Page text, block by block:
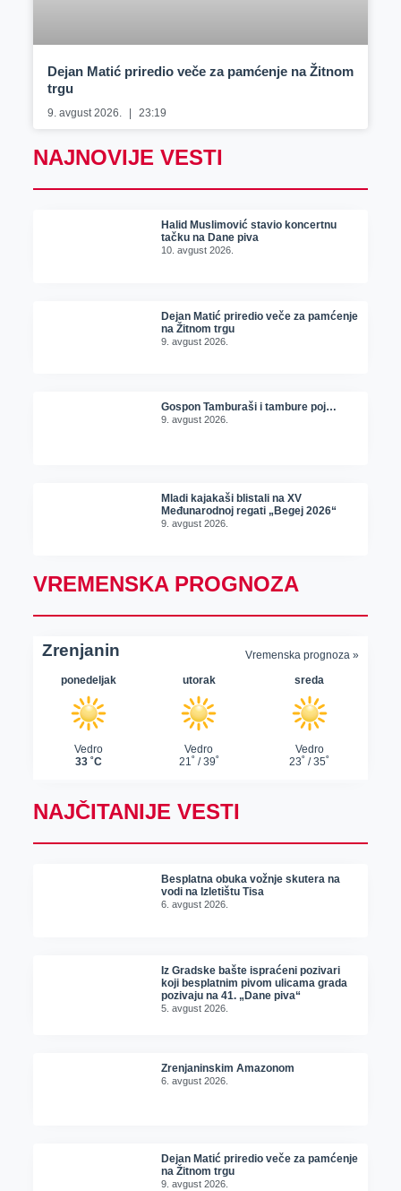
Dejan Matić priredio veče za pamćenje na Žitnom
trgu
9. avgust 2026. 23:19
NAJNOVIJE VESTI
Halid Muslimović stavio koncertnu
tačku na Dane piva
10. avgust 2026.
Dejan Matić priredio veče za pamćenje
na Žitnom trgu
9. avgust 2026.
Gospon Tamburaši i tambure poj…
9. avgust 2026.
Mladi kajakaši blistali na XV
Međunarodnoj regati „Begej 2026“
9. avgust 2026.
VREMENSKA PROGNOZA
NAJČITANIJE VESTI
Besplatna obuka vožnje skutera na
vodi na Izletištu Tisa
6. avgust 2026.
Iz Gradske bašte ispraćeni pozivari
koji besplatnim pivom ulicama grada
pozivaju na 41. „Dane piva“
5. avgust 2026.
Zrenjaninskim Amazonom
6. avgust 2026.
Dejan Matić priredio veče za pamćenje
na Žitnom trgu
9. avgust 2026.